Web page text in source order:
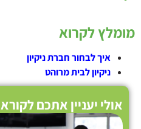
מומלץ לקרוא
איך לבחור חברת ניקיון
ניקיון לבית מרוהט
אולי יעניין אתכם לקורא